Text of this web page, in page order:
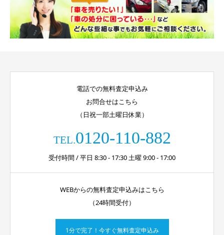
電話での無料査定申込み
お問合せはこちら
（日祝一部土曜日休業）
TEL.0120-110-882
受付時間 / 平日 8:30 - 17:30 土曜 9:00 - 17:00
WEBからの無料査定申込みはこちら
（24時間受付）
1分で完了！今すぐ無料査定申込み